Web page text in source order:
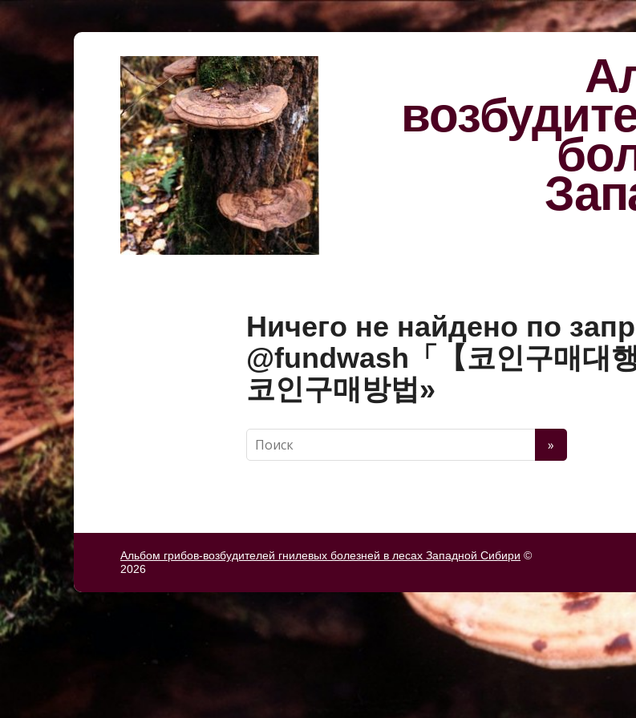
Ничего не найдено по
@fundwash「【코인구매대
코인구매방법»
Альбом грибов-возбудителей гнилевых болезней в лесах Западной Сибири ©
2026